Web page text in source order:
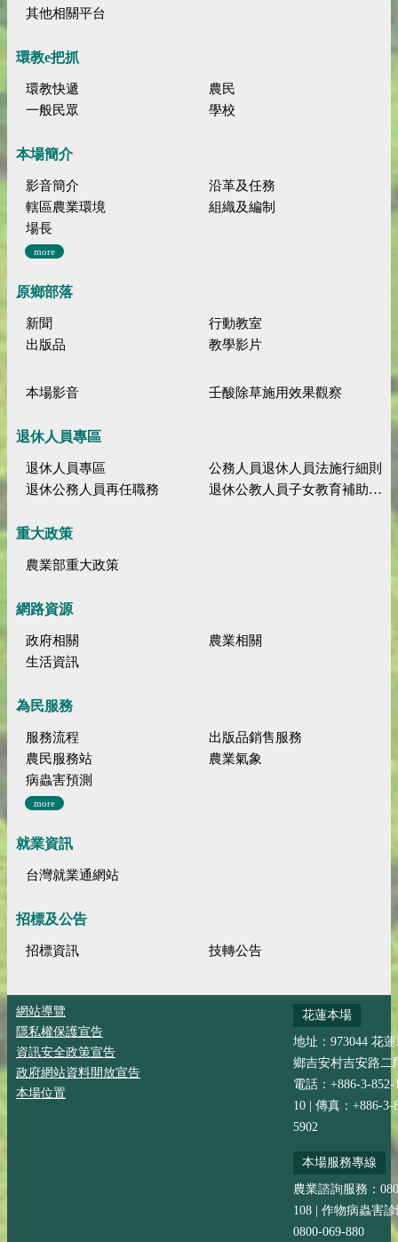
其他相關平台
環教e把抓
環教快遞
農民
一般民眾
學校
本場簡介
影音簡介
沿革及任務
轄區農業環境
組織及編制
場長
more
原鄉部落
新聞
行動教室
出版品
教學影片
本場影音 壬酸除草施用效果觀察
退休人員專區
退休人員專區
公務人員退休人員法施行細則
退休公務人員再任職務
退休公教人員子女教育補助規定
重大政策
農業部重大政策
網路資源
政府相關
農業相關
生活資訊
為民服務
服務流程
出版品銷售服務
農民服務站
農業氣象
病蟲害預測
more
就業資訊
台灣就業通網站
招標及公告
招標資訊 技轉公告
網站導覽
隱私權保護宣告
資訊安全政策宣告
政府網站資料開放宣告
本場位置
花蓮本場
地址：973044 花
鄉吉安村吉安路二
電話：+886-3-852-
10 | 傳真：+886-3-
5902
本場服務專線
農業諮詢服務：
108 | 作物病蟲害
0800-069-880